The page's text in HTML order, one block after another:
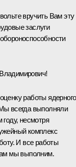
вручить Вам эту
заслуги
работы ядерного
всегда выполняли
несмотря
комплекс
И все работы
мы выполним.